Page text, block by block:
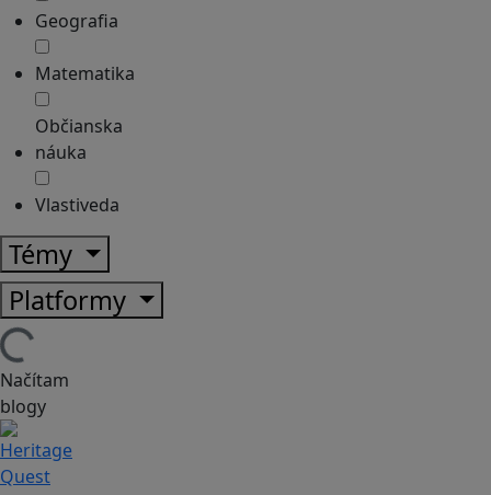
Geografia
Matematika
Občianska
náuka
Vlastiveda
Témy
Platformy
Načítam
blogy